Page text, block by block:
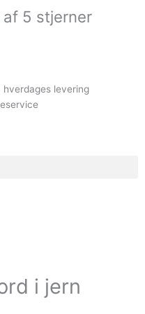
5 stjerner
hverdages levering
i jern